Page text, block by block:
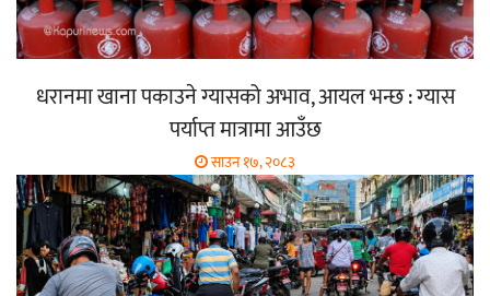
धरानमा खाना पकाउने ग्यासको अभाव, आयल भन्छ : ग्यास
पर्याप्त मात्रामा आउँछ
साउन १७, २०८३